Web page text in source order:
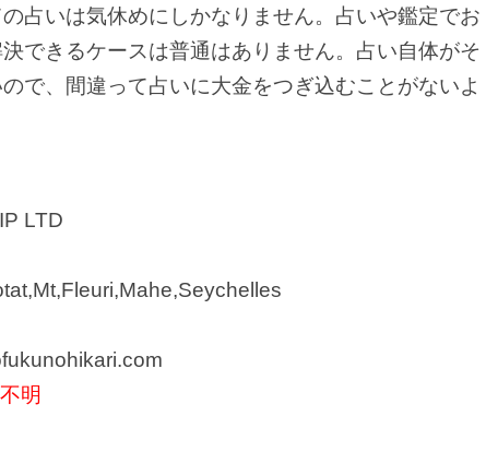
占いは気休めにしかなりません。占いや鑑定でお
できるケースは普通はありません。占い自体がそ
で、間違って占いに大金をつぎ込むことがないよ
LTD
不明